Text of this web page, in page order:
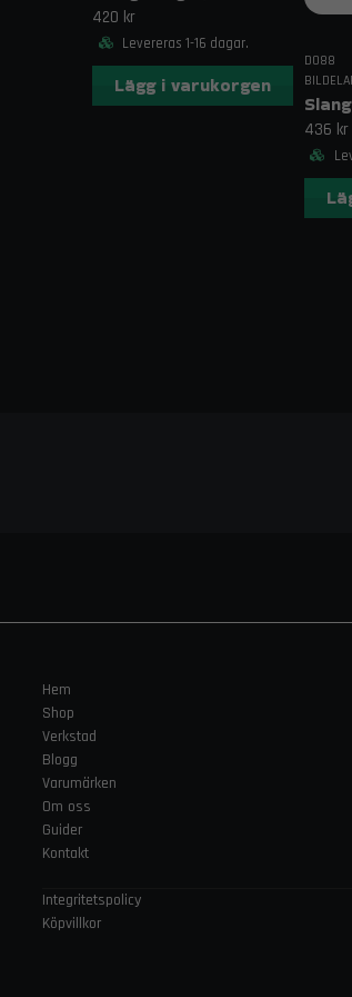
420 kr
Levereras 1-16 dagar.
Lägg i varukorgen
DO88
436 kr
Hem
Shop
Verkstad
Blogg
Varumärken
Om oss
Guider
Kontakt
Integritetspolicy
Köpvillkor